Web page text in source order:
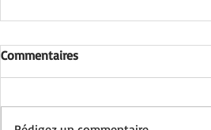
Commentaires